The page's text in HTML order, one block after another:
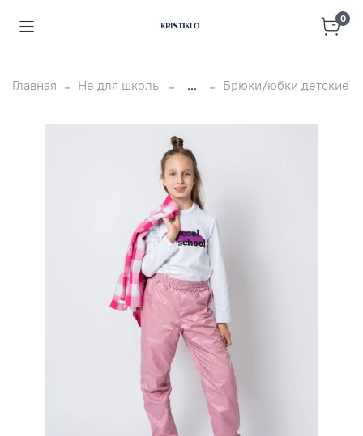
0
Главная Не для школы ... Брюки/юбки детские